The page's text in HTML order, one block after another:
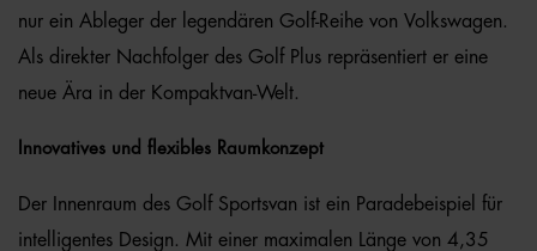
nur ein Ableger der legendären Golf-Reihe von Volkswagen.
Als direkter Nachfolger des Golf Plus repräsentiert er eine
neue Ära in der Kompaktvan-Welt.
Innovatives und flexibles Raumkonzept
Der Innenraum des Golf Sportsvan ist ein Paradebeispiel für
intelligentes Design. Mit einer maximalen Länge von 4,35